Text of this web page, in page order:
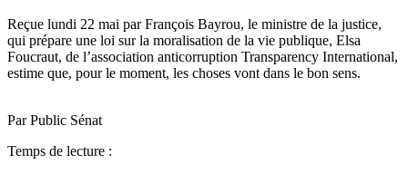
Reçue lundi 22 mai par François Bayrou, le ministre de la justice,
qui prépare une loi sur la moralisation de la vie publique, Elsa
Foucraut, de l’association anticorruption Transparency International,
estime que, pour le moment, les choses vont dans le bon sens.
Par Public Sénat
Temps de lecture :